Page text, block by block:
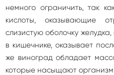
немного ограничить, так
кислоты, оказывающие
слизистую оболочку
в кишечнике, оказывает
же виноград обладает
которые насыщают